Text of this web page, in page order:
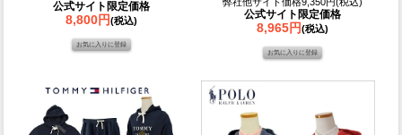
公式サイト限定価格
8,800円(税込) 公式サイト限定価格
8,965円(税込)